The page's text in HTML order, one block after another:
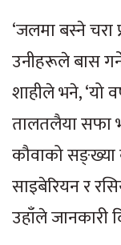
‘जलमा बस्ने चरा
उनीहरूले बास
शाहीले भने, ‘यो
तालतलैया सफा
कौवाको सङ्ख्या
साइबेरियन र
उहाँले जानकारी